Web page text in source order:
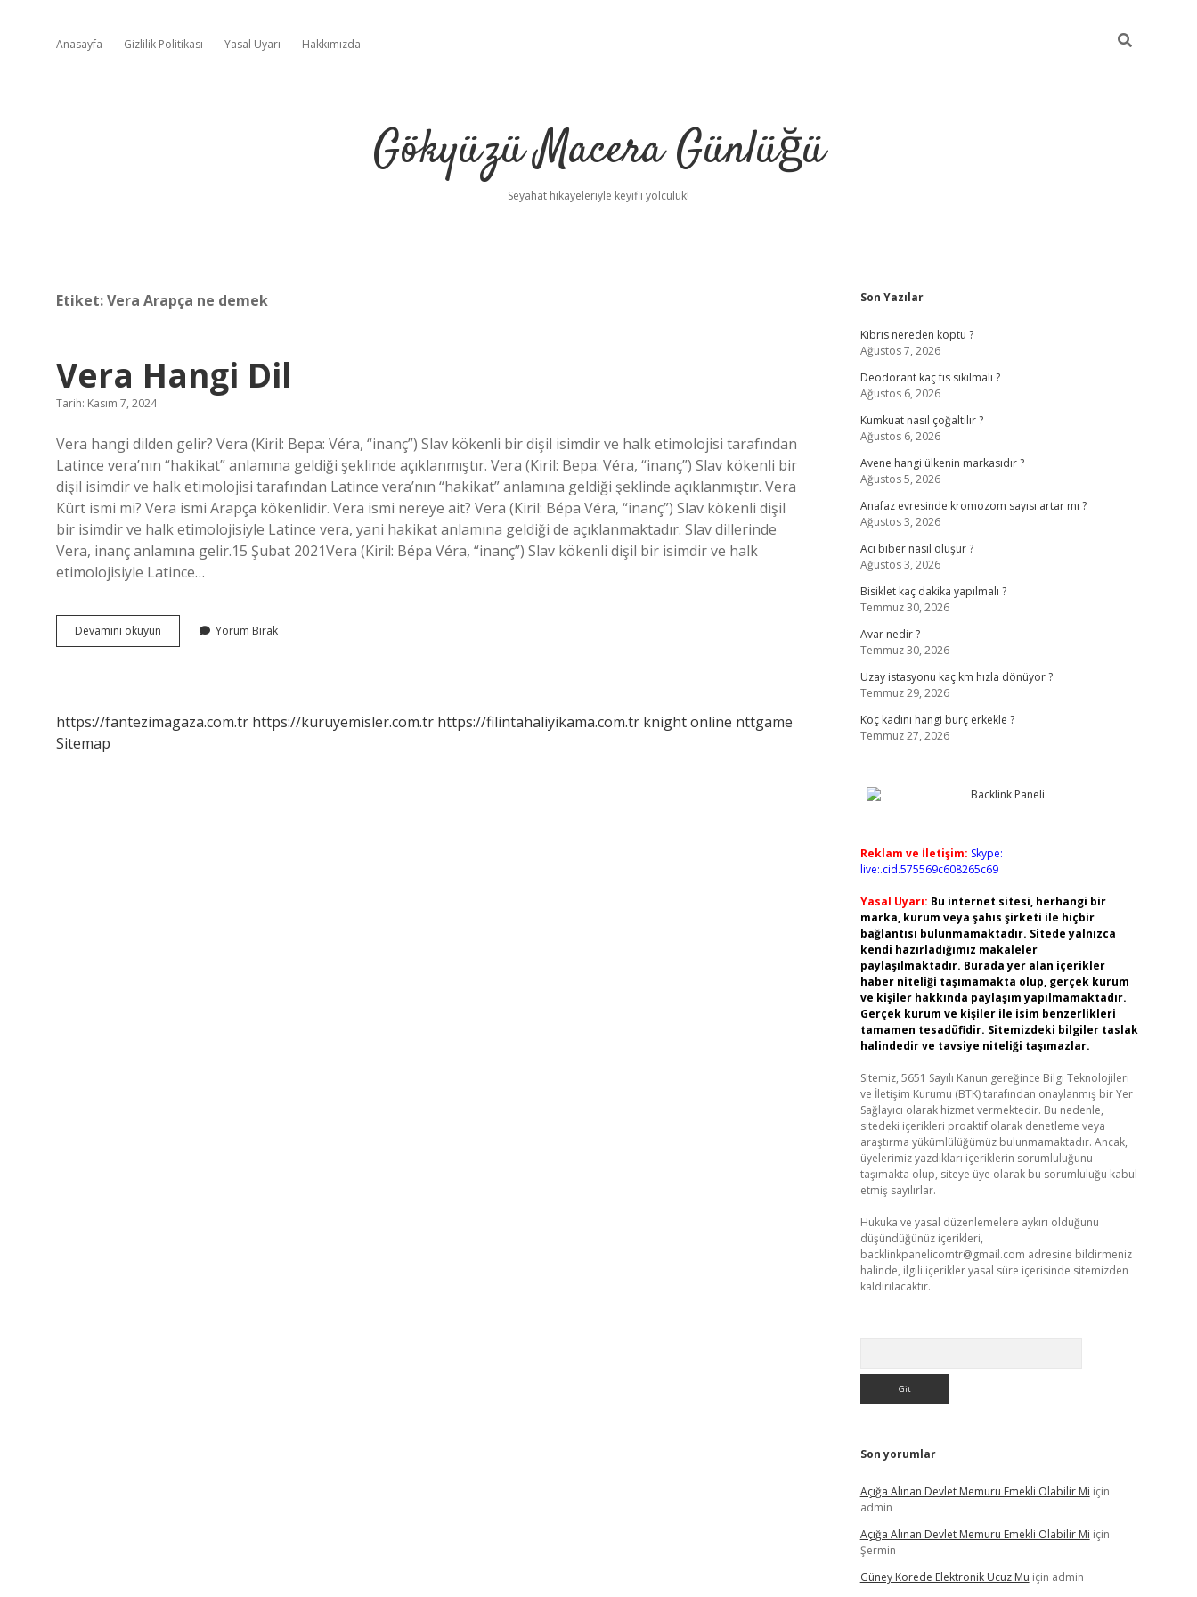
Anasayfa Gizlilik Politikası Yasal Uyarı Hakkımızda
Gökyüzü Macera Günlüğü
Seyahat hikayeleriyle keyifli yolculuk!
Etiket:Vera Arapça ne demek
Vera Hangi Dil
Tarih: Kasım 7, 2024
Vera hangi dilden gelir? Vera (Kiril: Вера: Véra, “inanç”) Slav kökenli bir dişil isimdir ve halk etimolojisi tarafından
Latince vera’nın “hakikat” anlamına geldiği şeklinde açıklanmıştır. Vera (Kiril: Вера: Véra, “inanç”) Slav kökenli bir
dişil isimdir ve halk etimolojisi tarafından Latince vera’nın “hakikat” anlamına geldiği şeklinde açıklanmıştır. Vera
Kürt ismi mi? Vera ismi Arapça kökenlidir. Vera ismi nereye ait? Vera (Kiril: Ве́ра Véra, “inanç”) Slav kökenli dişil
bir isimdir ve halk etimolojisiyle Latince vera, yani hakikat anlamına geldiği de açıklanmaktadır. Slav dillerinde
Vera, inanç anlamına gelir.15 Şubat 2021Vera (Kiril: Ве́ра Véra, “inanç”) Slav kökenli dişil bir isimdir ve halk
etimolojisiyle Latince…
Devamını okuyun
Hangi
Yorum Bırak
https://fantezimagaza.com.tr https://kuruyemisler.com.tr https://filintahaliyikama.com.tr knight online nttgame
Sitemap
Sidebar
Son Yazılar
Kıbrıs nereden koptu ?
Ağustos 7, 2026
Deodorant kaç fıs sıkılmalı ?
Ağustos 6, 2026
Kumkuat nasıl çoğaltılır ?
Ağustos 6, 2026
Avene hangi ülkenin markasıdır ?
Ağustos 5, 2026
Anafaz evresinde kromozom sayısı artar mı ?
Ağustos 3, 2026
Acı biber nasıl oluşur ?
Ağustos 3, 2026
Bisiklet kaç dakika yapılmalı ?
Temmuz 30, 2026
Avar nedir ?
Temmuz 30, 2026
Uzay istasyonu kaç km hızla dönüyor ?
Temmuz 29, 2026
Koç kadını hangi burç erkekle ?
Temmuz 27, 2026
Reklam ve İletişim: Skype:
live:.cid.575569c608265c69
Yasal Uyarı: Bu internet sitesi, herhangi bir
marka, kurum veya şahıs şirketi ile hiçbir
bağlantısı bulunmamaktadır. Sitede yalnızca
kendi hazırladığımız makaleler
paylaşılmaktadır. Burada yer alan içerikler
haber niteliği taşımamakta olup, gerçek kurum
ve kişiler hakkında paylaşım yapılmamaktadır.
Gerçek kurum ve kişiler ile isim benzerlikleri
tamamen tesadüfidir. Sitemizdeki bilgiler taslak
halindedir ve tavsiye niteliği taşımazlar.
Sitemiz, 5651 Sayılı Kanun gereğince Bilgi Teknolojileri
ve İletişim Kurumu (BTK) tarafından onaylanmış bir Yer
Sağlayıcı olarak hizmet vermektedir. Bu nedenle,
sitedeki içerikleri proaktif olarak denetleme veya
araştırma yükümlülüğümüz bulunmamaktadır. Ancak,
üyelerimiz yazdıkları içeriklerin sorumluluğunu
taşımakta olup, siteye üye olarak bu sorumluluğu kabul
etmiş sayılırlar.
Hukuka ve yasal düzenlemelere aykırı olduğunu
düşündüğünüz içerikleri,
backlinkpanelicomtr@gmail.com adresine bildirmeniz
halinde, ilgili içerikler yasal süre içerisinde sitemizden
kaldırılacaktır.
Son yorumlar
Açığa Alınan Devlet Memuru Emekli Olabilir Mi için
admin
Açığa Alınan Devlet Memuru Emekli Olabilir Mi için
Şermin
Güney Korede Elektronik Ucuz Mu için admin